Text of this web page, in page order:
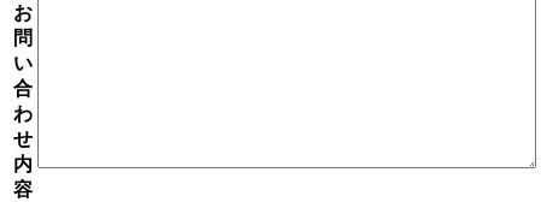
お
問
い
合
わ
せ
内
容